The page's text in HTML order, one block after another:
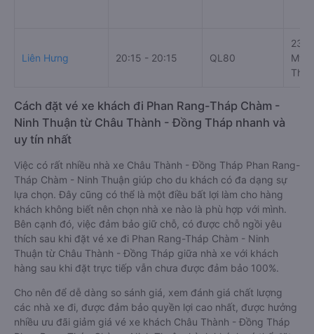
Liên Hưng 20:15 - 20:15 QL80
230
Mỹ,
Cách đặt vé xe khách đi Phan Rang-Tháp Chàm -
Ninh Thuận từ Châu Thành - Đồng Tháp nhanh và
uy tín nhất
Việc có rất nhiều nhà xe Châu Thành - Đồng Tháp Phan Rang-
Tháp Chàm - Ninh Thuận giúp cho du khách có đa dạng sự
lựa chọn. Đây cũng có thể là một điều bất lợi làm cho hàng
khách không biết nên chọn nhà xe nào là phù hợp với mình.
Bên cạnh đó, việc đảm bảo giữ chỗ, có được chỗ ngồi yêu
thích sau khi đặt vé xe đi Phan Rang-Tháp Chàm - Ninh
Thuận từ Châu Thành - Đồng Tháp giữa nhà xe với khách
hàng sau khi đặt trực tiếp vẫn chưa được đảm bảo 100%.
Cho nên để dễ dàng so sánh giá, xem đánh giá chất lượng
các nhà xe đi, được đảm bảo quyền lợi cao nhất, được hưởng
nhiều ưu đãi giảm giá vé xe khách Châu Thành - Đồng Tháp